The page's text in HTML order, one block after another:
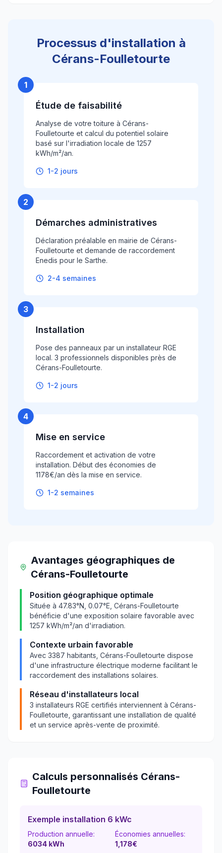
Processus d'installation à
Cérans-Foulletourte
1
Étude de faisabilité
Analyse de votre toiture à Cérans-
Foulletourte et calcul du potentiel solaire
basé sur l'irradiation locale de 1257
kWh/m²/an.
1-2 jours
2
Démarches administratives
Déclaration préalable en mairie de Cérans-
Foulletourte et demande de raccordement
Enedis pour le Sarthe.
2-4 semaines
3
Installation
Pose des panneaux par un installateur RGE
local. 3 professionnels disponibles près de
Cérans-Foulletourte.
1-2 jours
4
Mise en service
Raccordement et activation de votre
installation. Début des économies de
1178€/an dès la mise en service.
1-2 semaines
Avantages géographiques de
Cérans-Foulletourte
Position géographique optimale
Située à 47.83°N, 0.07°E, Cérans-Foulletourte
bénéficie d'une exposition solaire favorable avec
1257 kWh/m²/an d'irradiation.
Contexte urbain favorable
Avec 3387 habitants, Cérans-Foulletourte dispose
d'une infrastructure électrique moderne facilitant le
raccordement des installations solaires.
Réseau d'installateurs local
3 installateurs RGE certifiés interviennent à Cérans-
Foulletourte , garantissant une installation de qualité
et un service après-vente de proximité.
Calculs personnalisés Cérans-
Foulletourte
Exemple installation 6 kWc
Production annuelle:
6034 kWh
Économies annuelles:
1,178€